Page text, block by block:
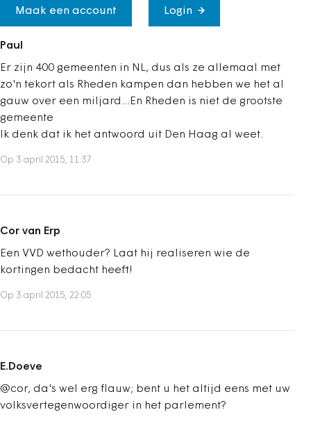
Maak een account Login
Paul
Er zijn 400 gemeenten in NL, dus als ze allemaal met
zo'n tekort als Rheden kampen dan hebben we het al
gauw over een miljard...En Rheden is niet de grootste
gemeente
Ik denk dat ik het antwoord uit Den Haag al weet.
Op 3 april 2015, 11:37
Cor van Erp
Een VVD wethouder? Laat hij realiseren wie de
kortingen bedacht heeft!
Op 3 april 2015, 22:05
E.Doeve
@cor, da's wel erg flauw; bent u het altijd eens met uw
volksvertegenwoordiger in het parlement?